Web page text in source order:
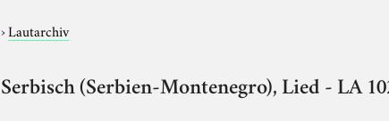
›Lautarchiv
Serbisch (Serbien-Montenegro), Lied - LA